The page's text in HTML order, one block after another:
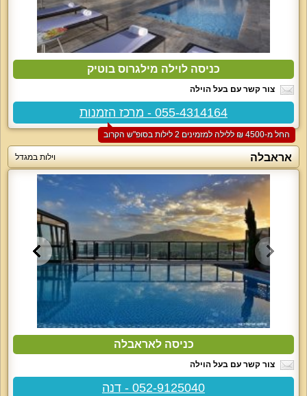
כניסה לוילה מילגרוס בוטיק
צור קשר עם בעל הוילה
055-4314164 - מרכז הזמנות
החל מ-‏4500 ₪ ללילה למזמינים 2 לילות בסופ"ש הקרוב
אראבלה וילות במגדל
כניסה לאראבלה
צור קשר עם בעל הוילה
052-9125040 - דנה